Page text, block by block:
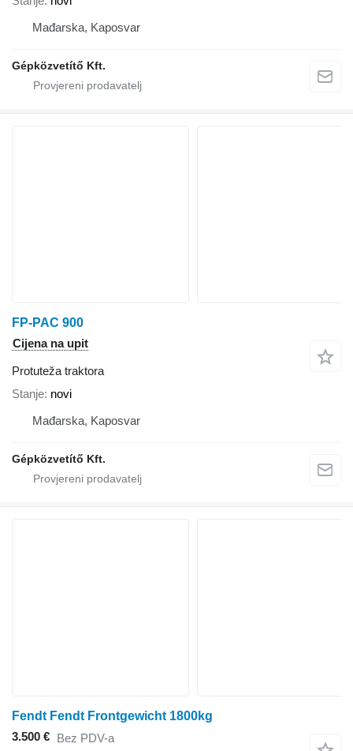
Mađarska, Kaposvar
Gépközvetítő Kft.
FP-PAC 900
Cijena na upit
Protuteža traktora
Stanje novi
Mađarska, Kaposvar
Gépközvetítő Kft.
Fendt Fendt Frontgewicht 1800kg
3.500 € Bez PDV-a